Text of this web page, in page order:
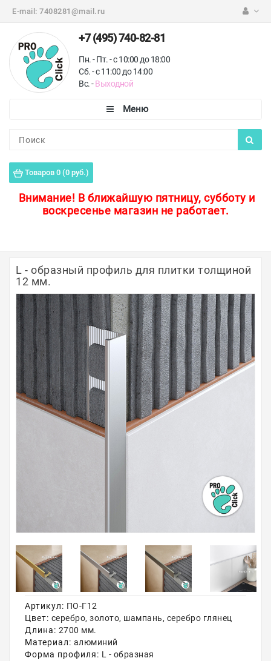
E-mail: 7408281@mail.ru
+7 (495) 740-82-81
Пн. - Пт. - с 10:00 до 18:00
Сб. - с 11:00 до 14:00
Вс. -Выходной
Товаров 0 (0 руб.)
Внимание! В ближайшую пятницу, субботу и
воскресенье магазин не работает.
Пороги для пола
Защитные уголки
Полосы из металла
Плинтуса
Профили для стекла и SPC
Обводы для труб
Алюминиевые профили
Крепёж и крепления
Акции
L - образный профиль для плитки толщиной
12 мм.
Артикул: ПО-Г12
Цвет: серебро, золото, шампань, серебро глянец
Длина: 2700 мм.
Материал: алюминий
Форма профиля: L - образная